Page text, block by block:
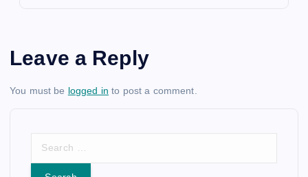
Leave a Reply
You must be logged in to post a comment.